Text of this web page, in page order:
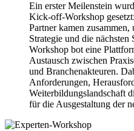
Ein erster Meilenstein
Kick-off-Workshop
Partner kamen zusammen,
Strategie und die
Workshop bot eine
Austausch zwischen
und Branchenakteuren.
Anforderungen,
Weiterbildungslandschaft
für die Ausgestaltung der